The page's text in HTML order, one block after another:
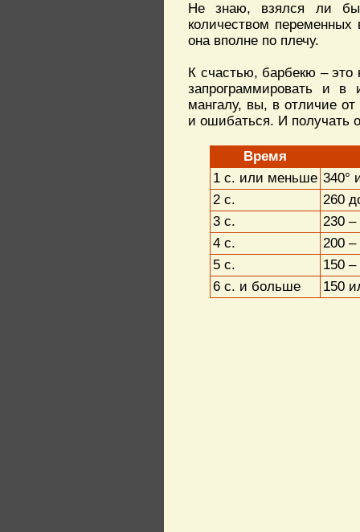
Не знаю, взялся ли бы
количеством
она вполне по плечу.
К счастью, барбекю – это
запрограммировать и в
мангалу, вы, в отличие от
и ошибаться. И получать
Время
1 с. или меньше 340°
2 с.
260
3 с.
230 –
4 с.
200 –
5 с.
150 –
6 с. и больше
150